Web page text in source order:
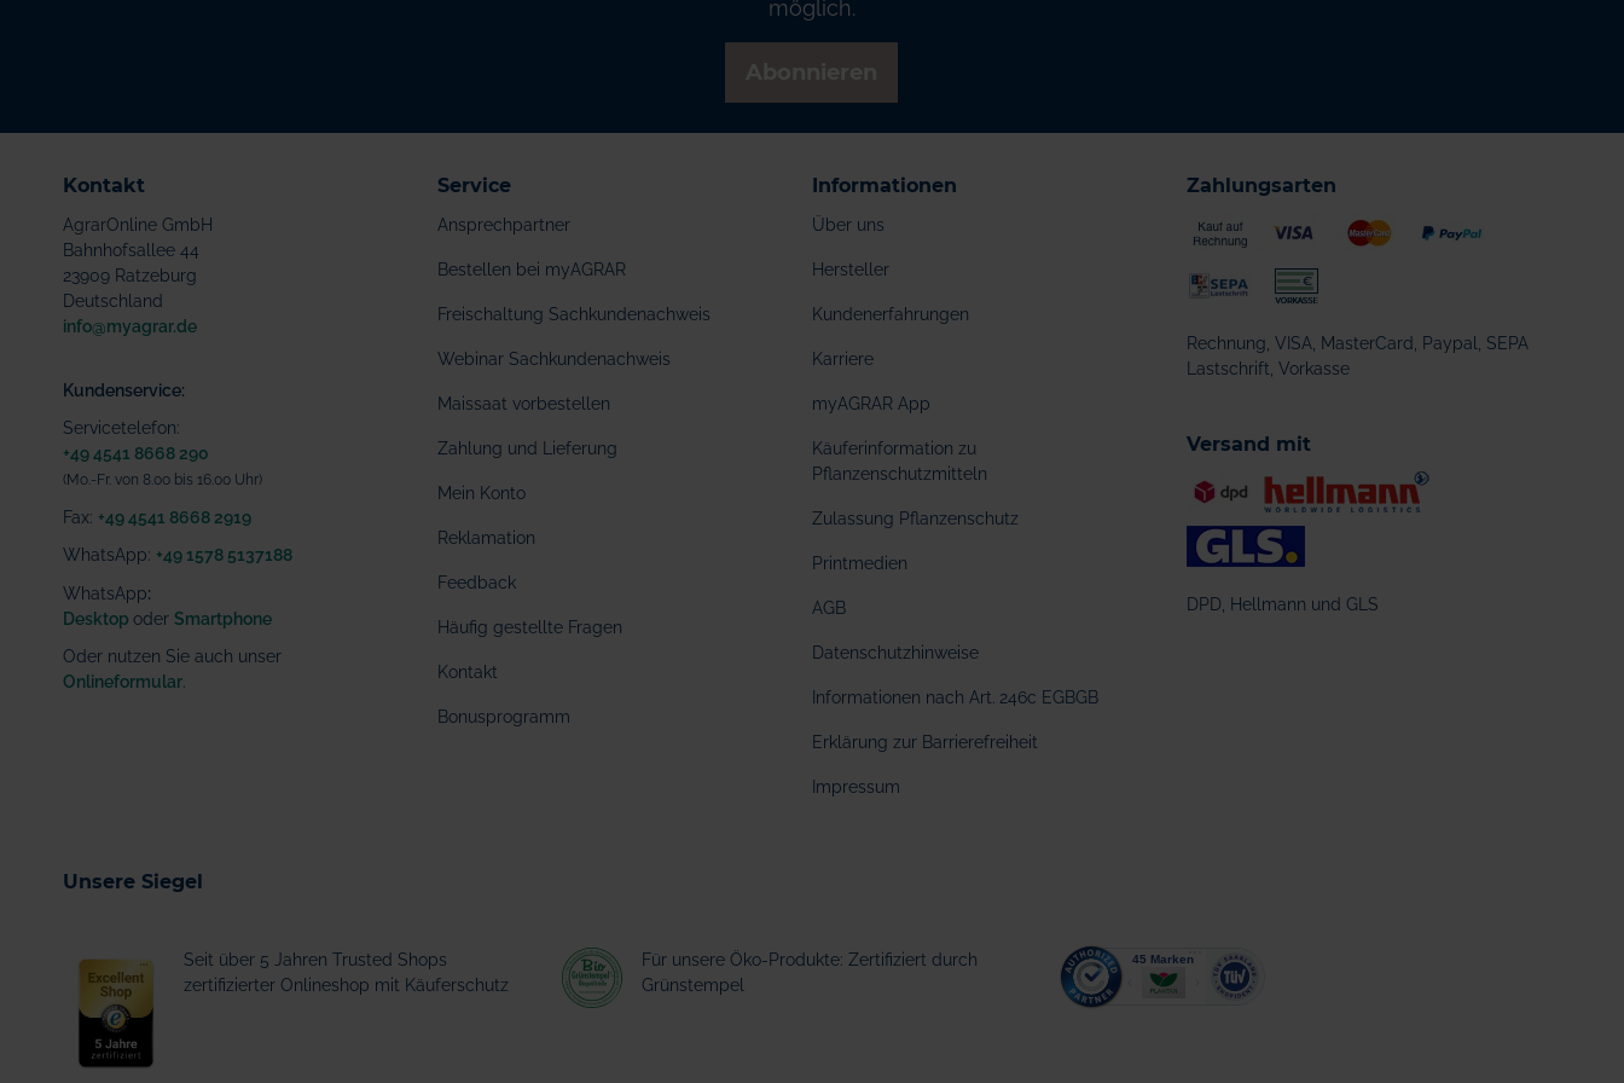
möglich.
Kontakt
AgrarOnline GmbH
Bahnhofsallee 44
23909 Ratzeburg
Deutschland
info@myagrar.de
Kundenservice:
Servicetelefon:
+49 4541 8668 290
(Mo.-Fr. von 8.00 bis 16.00 Uhr)
Fax: +49 4541 8668 2919
WhatsApp: +49 1578 5137188
WhatsApp:
Desktop oder Smartphone
Oder nutzen Sie auch unser
Onlineformular
Service
Ansprechpartner
Bestellen bei myAGRAR
Freischaltung Sachkundenachweis
Webinar Sachkundenachweis
Maissaat vorbestellen
Zahlung und Lieferung
Mein Konto
Reklamation
Feedback
Häufig gestellte Fragen
Kontakt
Bonusprogramm
Informationen
Über uns
Hersteller
Kundenerfahrungen
Karriere
myAGRAR App
Käuferinformation zu
Pflanzenschutzmitteln
Zulassung Pflanzenschutz
Printmedien
AGB
Datenschutzhinweise
Informationen nach Art. 246c EGBGB
Erklärung zur Barrierefreiheit
Impressum
Zahlungsarten
Rechnung, VISA, MasterCard, Paypal, SEPA
Lastschrift, Vorkasse
Versand mit
DPD, Hellmann und GLS
Unsere Siegel
Seit über 5 Jahren Trusted Shops
zertifizierter Onlineshop mit Käuferschutz
Für unsere Öko-Produkte: Zertifiziert durch
Grünstempel